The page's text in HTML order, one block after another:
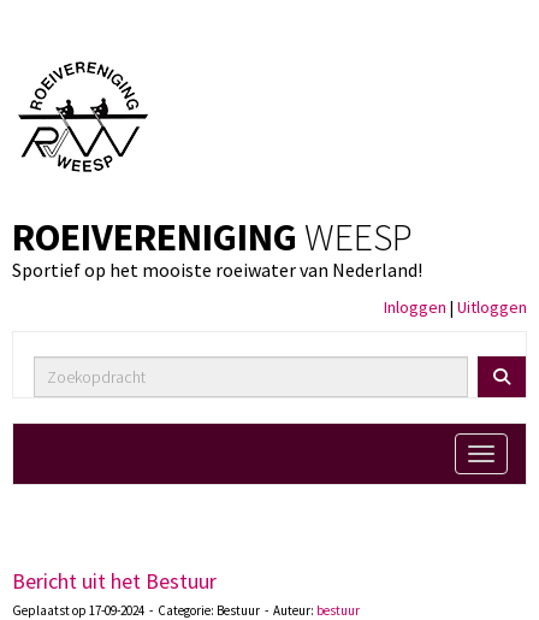
ROEIVERENIGING WEESP
Sportief op het mooiste roeiwater van Nederland!
Inloggen | Uitloggen
Toggle
Bericht uit het Bestuur
Geplaatst op 17-09-2024 - Categorie: Bestuur - Auteur: bestuur